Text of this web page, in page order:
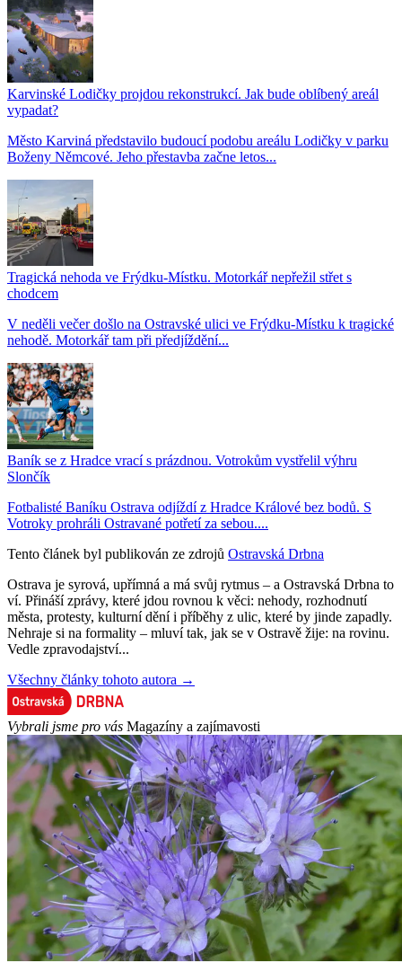
Karvinské Lodičky projdou rekonstrukcí. Jak bude oblíbený areál
vypadat?
Město Karviná představilo budoucí podobu areálu Lodičky v parku
Boženy Němcové. Jeho přestavba začne letos...
Tragická nehoda ve Frýdku-Místku. Motorkář nepřežil střet s
chodcem
V neděli večer došlo na Ostravské ulici ve Frýdku-Místku k tragické
nehodě. Motorkář tam při předjíždění...
Baník se z Hradce vrací s prázdnou. Votrokům vystřelil výhru
Slončík
Fotbalisté Baníku Ostrava odjíždí z Hradce Králové bez bodů. S
Votroky prohráli Ostravané potřetí za sebou....
Tento článek byl publikován ze zdrojů Ostravská Drbna
Ostrava je syrová, upřímná a má svůj rytmus – a Ostravská Drbna to
ví. Přináší zprávy, které jdou rovnou k věci: nehody, rozhodnutí
města, protesty, kulturní dění i příběhy z ulic, které by jinde zapadly.
Nehraje si na formality – mluví tak, jak se v Ostravě žije: na rovinu.
Vedle zpravodajství...
Všechny články tohoto autora →
Vybrali jsme pro vás Magazíny a zajímavosti